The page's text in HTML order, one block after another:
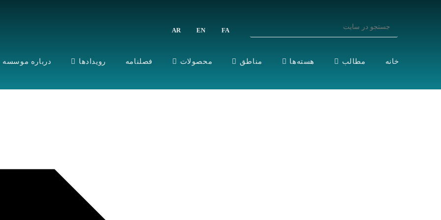
FA
EN
AR
خانه مطالب هسته‌ها مناطق محصولات فصلنامه رویدادها درباره موسسه